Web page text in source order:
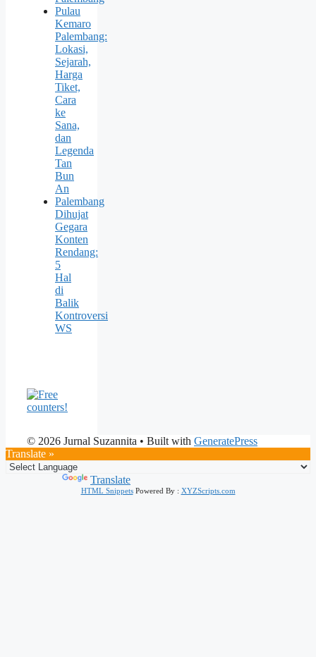
Pulau
Kemaro
Palembang:
Lokasi,
Sejarah,
Harga
Tiket,
Cara
ke
Sana,
dan
Legenda
Tan
Bun
An
Palembang
Dihujat
Gegara
Konten
Rendang:
5
Hal
di
Balik
Kontroversi
WS
© 2026 Jurnal Suzannita • Built with GeneratePress
Translate »
Translate
HTML SnippetsPowered By : XYZScripts.com